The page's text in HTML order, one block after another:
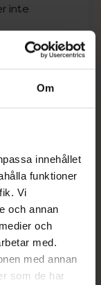
Om
innehållet
funktioner
Vi
och annan
och
med.
med annan
som de har
inte